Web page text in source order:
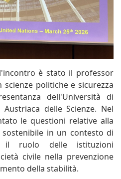
è stato il professor
scienze politiche e sicurezza
dell'Università di
delle Scienze. Nel
le questioni relative alla
in un contesto di
il ruolo delle istituzioni
civile nella prevenzione
della stabilità.